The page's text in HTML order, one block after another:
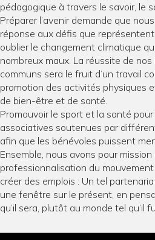
pédagogique à travers le savoir, le
Préparer l’avenir demande que
réponse aux défis que
oublier le changement climatique
nombreux maux. La réussite de
communs sera le fruit d’un travail
promotion des activités physiques
de bien-être et de santé.
Promouvoir le sport et la santé
associatives soutenues par
afin que les bénévoles puissent
Ensemble, nous avons pour
professionnalisation du
créer des emplois : Un tel
une fenêtre sur le présent, en
qu’il sera, plutôt au monde tel qu’il